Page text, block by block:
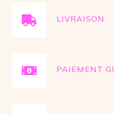
LIVRAISON
PAIEMENT